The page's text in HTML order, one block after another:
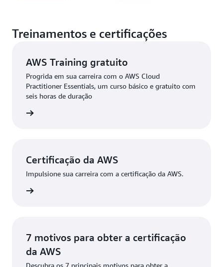
Treinamentos e certificações
AWS Training gratuito
Progrida em sua carreira com o AWS Cloud
Practitioner Essentials, um curso básico e gratuito com
seis horas de duração
Certificação da AWS
Impulsione sua carreira com a certificação da AWS.
7 motivos para obter a certificação
da AWS
Descubra os 7 principais motivos para obter a